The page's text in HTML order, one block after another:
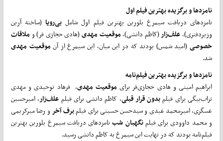
نامزدها وبرگزیده بهترین فیلم اول
نامزدهای دریافت سیمرغ بلورین بهترین فیلم اول شامل بی‌رویا(ساخته آرین
وزیردفتری)،علف‌زار(کاظم دانشی)،موقعیتمهدی(هادی حجازی فر) و ملاقات
خصوصی(امید شمس) بودند که در این میان، این سیمرغ از آنموقعیت مهدی
شد.
نامزدها وبرگزیده بهترین فیلم‌نامه
ابراهیم امینی و هادی حجازی‌فر برایموقعیت مهدی، فرهاد توحیدی و مهدی
تراب‌بیگی برای فیلمبدونقرارقبلی، کاظم دانشی برای فیلمعلف‌زار، امیرحسین
عسگری، امیرمحمد عبدی و سیدحسن حسینی برای فیلمبرفآخرو رضا میرکریمی
و محمد داوودی برای فیلمنگهبانشبنامزدهای دریافت سیمرغ بلورین بهترین
فیلم‌نامه بودند که در نهایت این سیمرغ به کاظم دانشی رسید.